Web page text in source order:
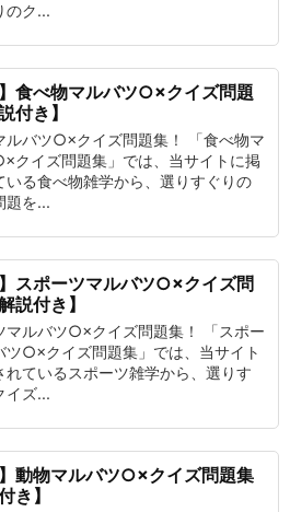
のク...
】食べ物マルバツ○×クイズ問題
付き】
ルバツ○×クイズ問題集！ 「食べ物マ
クイズ問題集」では、当サイトに掲
いる食べ物雑学から、選りすぐりの
題を...
】スポーツマルバツ○×クイズ問
説付き】
マルバツ○×クイズ問題集！ 「スポー
ツ○×クイズ問題集」では、当サイト
れているスポーツ雑学から、選りす
イズ...
】動物マルバツ○×クイズ問題集
き】